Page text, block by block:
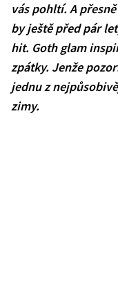
vás pohltí. A
by ještě před pár
hit. Goth glam
zpátky. Jenže
jednu z
zimy.